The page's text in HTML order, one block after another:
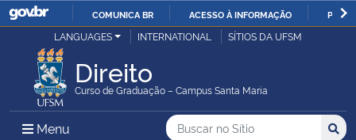
IR
COMUNICA BR ACESSO À INFORMAÇÃO
Ministério da Justiça e Segurança Pública
Ministério da Defesa
LANGUAGES INTERNATIONAL SÍTIOS DA UFSM
Direito
Curso de Graduação – Campus Santa Maria
Menu Menu Principal do Sítio
Busca
Buscar no no Sítio
Busca: